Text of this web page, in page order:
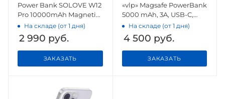
Power Bank SOLOVE W12
Pro 10000mAh Magnetic
MagSafe 20W QC 3.0
PD3.0 Beige
На складе (от 1 дня)
2 990 руб.
ЗАКАЗАТЬ
«vlp» Magsafe PowerBank
5000 mAh, 3A, USB-C,
черный
На складе (от 1 дня)
4 500 руб.
ЗАКАЗАТЬ